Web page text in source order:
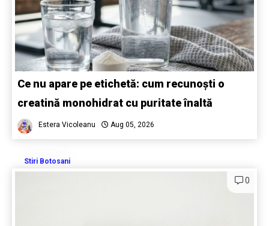
Ce nu apare pe etichetă: cum recunoști o
creatină monohidrat cu puritate înaltă
Estera Vicoleanu Aug 05, 2026
Stiri Botosani
0